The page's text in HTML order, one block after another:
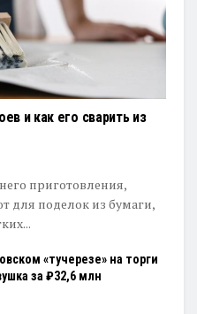
и как его сварить из
приготовления,
для поделок из бумаги,
«тучерезе» на торги
за ₽32,6 млн